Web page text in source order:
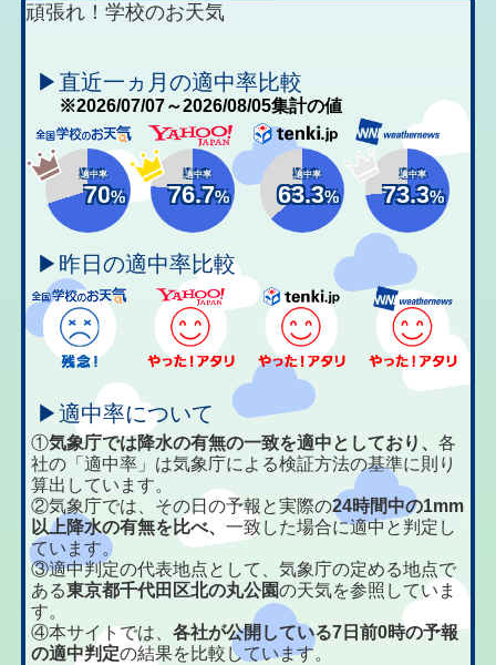
頑張れ！学校のお天気
▶直近一ヵ月の適中率比較
※2026/07/07～2026/08/05集計の値
適中率
70%
適中率
76.7%
適中率
63.3%
適中率
73.3%
▶昨日の適中率比較
▶適中率について
①気象庁では降水の有無の一致を適中としており、各
社の「適中率」は気象庁による検証方法の基準に則り
算出しています。
②気象庁では、その日の予報と実際の24時間中の1mm
以上降水の有無を比べ、一致した場合に適中と判定し
ています。
③適中判定の代表地点として、気象庁の定める地点で
ある東京都千代田区北の丸公園の天気を参照していま
す。
④本サイトでは、各社が公開している7日前0時の予報
の適中判定の結果を比較しています。